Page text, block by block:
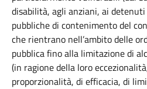
disabilità, agli anziani, ai
pubbliche di contenimento del
che rientrano nell’ambito delle
pubblica fino alla limitazione di
(in ragione della loro
proporzionalità, di efficacia, di